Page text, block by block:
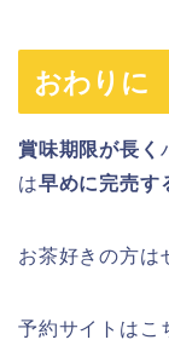
おわりに
賞味期限が長く
は早めに完売す
お茶好きの方は
予約サイトはこ